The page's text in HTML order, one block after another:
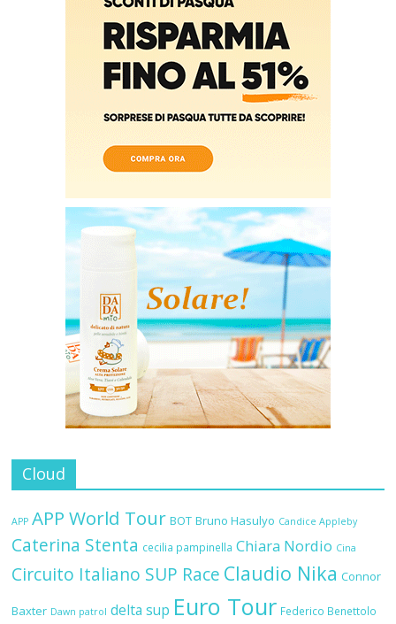
Cloud
APP APP World Tour BOT Bruno Hasulyo Candice Appleby
Caterina Stenta cecilia pampinella Chiara Nordio Cina
Circuito Italiano SUP Race Claudio Nika Connor
Baxter Dawn patrol delta sup Euro Tour Federico Benettolo